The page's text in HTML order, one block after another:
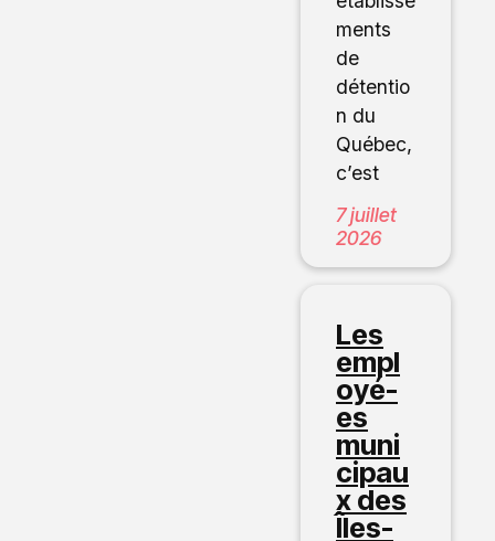
ments
de
détentio
n du
Québec,
c’est
7 juillet
2026
Les
empl
oyé-
es
muni
cipau
x des
Îles-